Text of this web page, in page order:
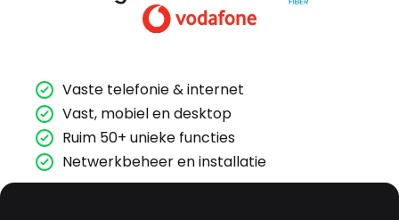
Vaste telefonie & internet
Vast, mobiel en desktop
Ruim 50+ unieke functies
Netwerkbeheer en installatie